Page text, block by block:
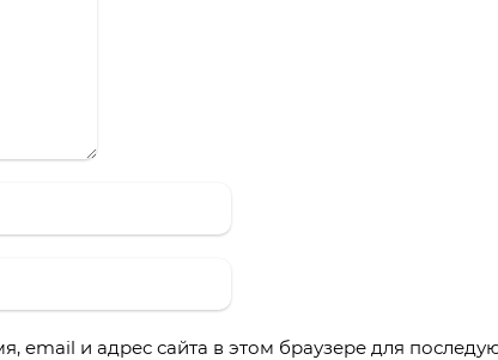
email и адрес сайта в этом браузере для